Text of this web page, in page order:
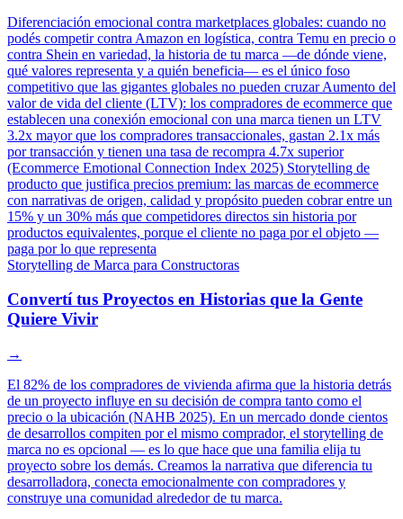
Diferenciación emocional contra marketplaces globales: cuando no
podés competir contra Amazon en logística, contra Temu en precio o
contra Shein en variedad, la historia de tu marca —de dónde viene,
qué valores representa y a quién beneficia— es el único foso
competitivo que las gigantes globales no pueden cruzarAumento del
valor de vida del cliente (LTV): los compradores de ecommerce que
establecen una conexión emocional con una marca tienen un LTV
3.2x mayor que los compradores transaccionales, gastan 2.1x más
por transacción y tienen una tasa de recompra 4.7x superior
(Ecommerce Emotional Connection Index 2025) Storytelling de
producto que justifica precios premium: las marcas de ecommerce
con narrativas de origen, calidad y propósito pueden cobrar entre un
15% y un 30% más que competidores directos sin historia por
productos equivalentes, porque el cliente no paga por el objeto —
paga por lo que representa
Storytelling de Marca para Constructoras
Convertí tus Proyectos en Historias que la Gente
Quiere Vivir
→
El 82% de los compradores de vivienda afirma que la historia detrás
de un proyecto influye en su decisión de compra tanto como el
precio o la ubicación (NAHB 2025). En un mercado donde cientos
de desarrollos compiten por el mismo comprador, el storytelling de
marca no es opcional — es lo que hace que una familia elija tu
proyecto sobre los demás. Creamos la narrativa que diferencia tu
desarrolladora, conecta emocionalmente con compradores y
construye una comunidad alrededor de tu marca.